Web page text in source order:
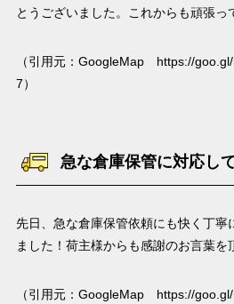
とうございました。これからも頑張っ
（引用元：GoogleMap https://
7）
急な倉庫保管に対応し
先日、急な倉庫保管依頼にも快く丁寧
ました！荷主様からも感謝のお言葉を
（引用元：GoogleMap https://